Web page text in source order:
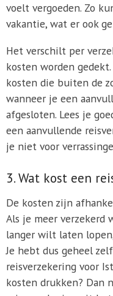
voelt vergoeden. Zo
vakantie, wat er ook
Het verschilt per
kosten worden
kosten die buiten de
wanneer je een
afgesloten. Lees je
een aanvullende
je niet voor
3. Wat kost een
De kosten zijn
Als je meer
langer wilt laten
Je hebt dus geheel
reisverzekering voor
kosten drukken? Dan